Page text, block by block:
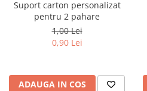
Suport carton personalizat
pentru 2 pahare
1,00 Lei
0,90 Lei
ADAUGA IN COS